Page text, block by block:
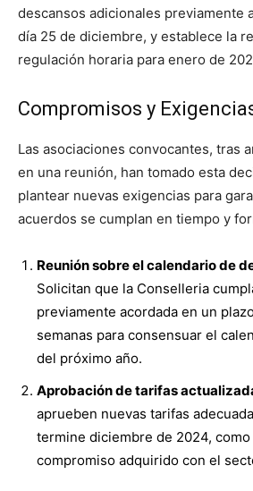
descansos adicionales previamente
día 25 de diciembre, y establece la
regulación horaria para enero de
Compromisos y
Las asociaciones convocantes, tras
en una reunión, han tomado esta
plantear nuevas exigencias para
acuerdos se cumplan en tiempo y
Reunión sobre el calendario de
Solicitan que la Conselleria
previamente acordada en un
semanas para consensuar el
del próximo año.
Aprobación de tarifas
aprueben nuevas tarifas
termine diciembre de 2024,
compromiso adquirido con el